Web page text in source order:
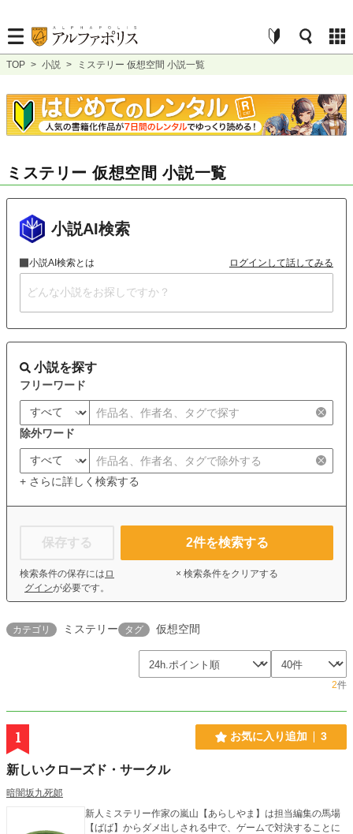
TOP > 小説 > ミステリー 仮想空間 小説一覧
ミステリー 仮想空間 小説一覧
小説AI検索
小説AI検索とは ログインして話してみる
小説を探す
フリーワード
除外ワード
+ さらに詳しく検索する
保存する
検索条件の保存には ロ
グインが必要です。
2件を検索する
× 検索条件をクリアする
カテゴリ ミステリー タグ 仮想空間
2件
1 お気に入り追加 3
新しいクローズド・サークル
暗闇坂九死郞
新人ミステリー作家の嵐山【あらしやま】は担当編集の馬場
【ばば】からダメ出しされる中で、ゲームで対決することに